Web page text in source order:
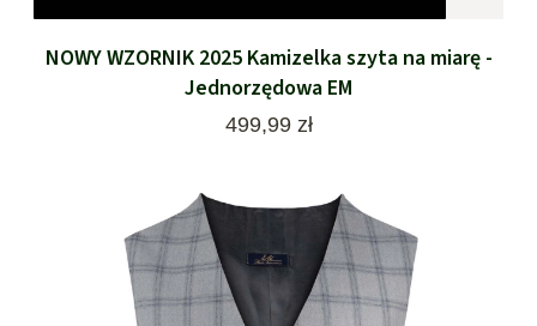
NOWY WZORNIK 2025 Kamizelka szyta na miarę -
Jednorzędowa EM
Cena
499,99 zł